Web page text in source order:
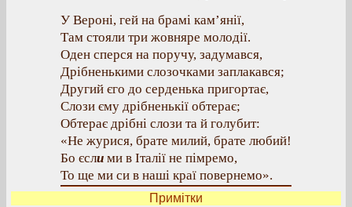
У Вероні, гей на брамі кам’янії,
Там стояли три жовняре молодії.
Оден сперся на поручу, задумався,
Дрібненькими слозочками заплакався;
Другий єго до серденька пригортає,
Слози єму дрібненькії обтерає;
Обтерає дрібні слози та й голубит:
«Не журися, брате милий, брате любий!
Бо єсли ми в Італії не пімремо,
То ще ми си в наші краї повернемо».
Примітки